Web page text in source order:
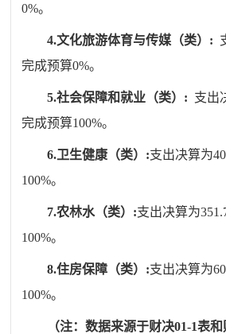
0%。
4.文化旅游体育与传媒（类） :
完成预算0%。
5.社会保障和就业（类） : 支出
完成预算100%。
6.卫生健康 （类） :支出决算为
100%。
7.农林水（类） :支出决算为
100%。
8.住房保障 （类） :支出决算为
100%。
（注：数据来源于财决01-1表和